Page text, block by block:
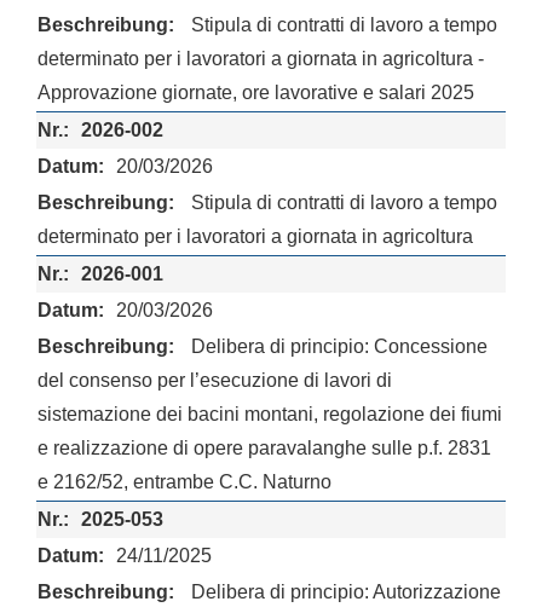
Stipula di contratti di lavoro a tempo
determinato per i lavoratori a giornata in agricoltura -
Approvazione giornate, ore lavorative e salari 2025
2026-002
20/03/2026
Stipula di contratti di lavoro a tempo
determinato per i lavoratori a giornata in agricoltura
2026-001
20/03/2026
Delibera di principio: Concessione
del consenso per l’esecuzione di lavori di
sistemazione dei bacini montani, regolazione dei fiumi
e realizzazione di opere paravalanghe sulle p.f. 2831
e 2162/52, entrambe C.C. Naturno
2025-053
24/11/2025
Delibera di principio: Autorizzazione